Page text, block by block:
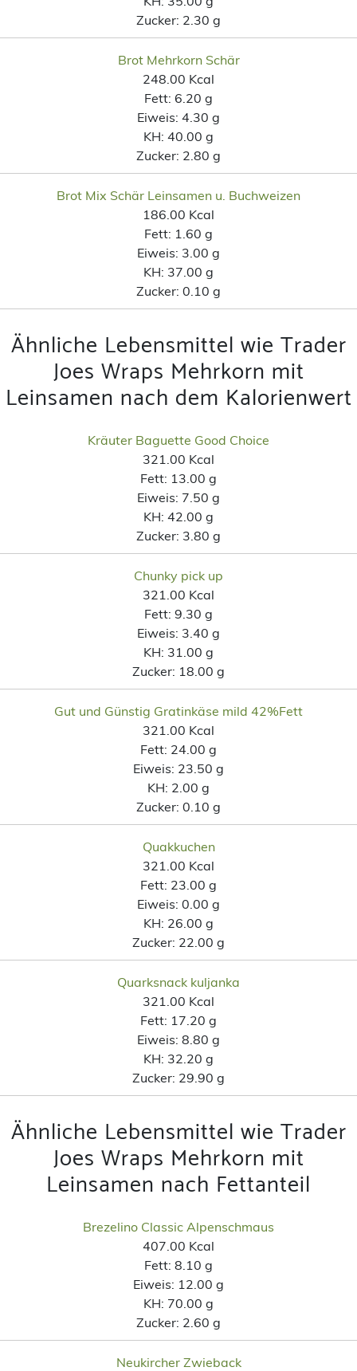
Zucker: 2.30 g
Brot Mehrkorn Schär
248.00 Kcal
Fett: 6.20 g
Eiweis: 4.30 g
KH: 40.00 g
Zucker: 2.80 g
Brot Mix Schär Leinsamen u. Buchweizen
186.00 Kcal
Fett: 1.60 g
Eiweis: 3.00 g
KH: 37.00 g
Zucker: 0.10 g
Ähnliche Lebensmittel wie Trader
Joes Wraps Mehrkorn mit
Leinsamen nach dem Kalorienwert
Kräuter Baguette Good Choice
321.00 Kcal
Fett: 13.00 g
Eiweis: 7.50 g
KH: 42.00 g
Zucker: 3.80 g
Chunky pick up
321.00 Kcal
Fett: 9.30 g
Eiweis: 3.40 g
KH: 31.00 g
Zucker: 18.00 g
Gut und Günstig Gratinkäse mild 42%Fett
321.00 Kcal
Fett: 24.00 g
Eiweis: 23.50 g
KH: 2.00 g
Zucker: 0.10 g
Quakkuchen
321.00 Kcal
Fett: 23.00 g
Eiweis: 0.00 g
KH: 26.00 g
Zucker: 22.00 g
Quarksnack kuljanka
321.00 Kcal
Fett: 17.20 g
Eiweis: 8.80 g
KH: 32.20 g
Zucker: 29.90 g
Ähnliche Lebensmittel wie Trader
Joes Wraps Mehrkorn mit
Leinsamen nach Fettanteil
Brezelino Classic Alpenschmaus
407.00 Kcal
Fett: 8.10 g
Eiweis: 12.00 g
KH: 70.00 g
Zucker: 2.60 g
Neukircher Zwieback